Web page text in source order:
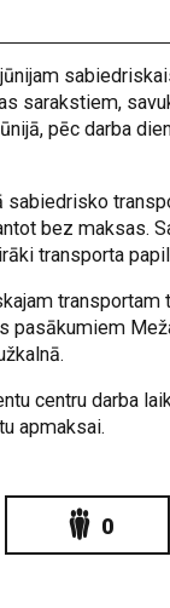
sarakstiem,
pēc darba
sabiedrisko
bez maksas.
transporta
transportam
pasākumiem
centru darba
apmaksai.
0